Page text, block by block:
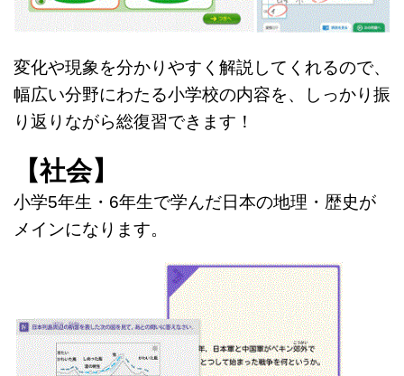
変化や現象を分かりやすく解説してくれるので、
幅広い分野にわたる小学校の内容を、しっかり振
り返りながら総復習できます！
【社会】
小学5年生・6年生で学んだ日本の地理・歴史が
メインになります。